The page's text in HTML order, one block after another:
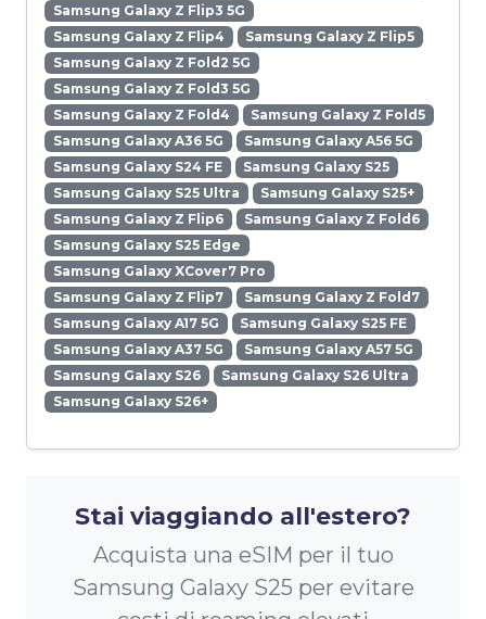
Samsung Galaxy Z Flip3 5G
Samsung Galaxy Z Flip4
Samsung Galaxy Z Flip5
Samsung Galaxy Z Fold2 5G
Samsung Galaxy Z Fold3 5G
Samsung Galaxy Z Fold4
Samsung Galaxy Z Fold5
Samsung Galaxy A36 5G
Samsung Galaxy A56 5G
Samsung Galaxy S24 FE
Samsung Galaxy S25
Samsung Galaxy S25 Ultra
Samsung Galaxy S25+
Samsung Galaxy Z Flip6
Samsung Galaxy Z Fold6
Samsung Galaxy S25 Edge
Samsung Galaxy XCover7 Pro
Samsung Galaxy Z Flip7
Samsung Galaxy Z Fold7
Samsung Galaxy A17 5G
Samsung Galaxy S25 FE
Samsung Galaxy A37 5G
Samsung Galaxy A57 5G
Samsung Galaxy S26
Samsung Galaxy S26 Ultra
Samsung Galaxy S26+
Stai viaggiando all'estero?
Acquista una eSIM per il tuo
Samsung Galaxy S25 per evitare